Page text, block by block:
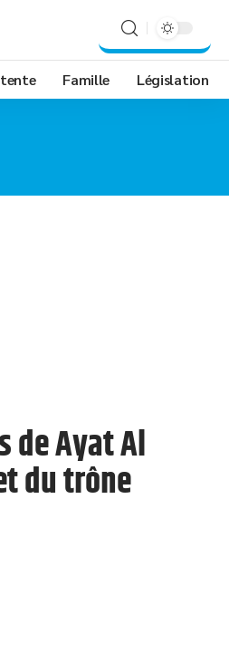
Famille Législation
de Ayat Al
du trône